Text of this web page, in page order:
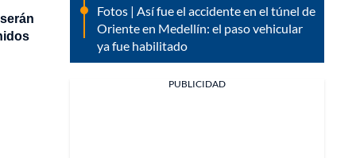
Fotos | Así fue el accidente en el túnel de
Oriente en Medellín: el paso vehicular
ya fue habilitado
PUBLICIDAD